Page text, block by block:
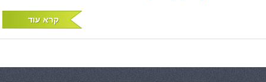
קרא עוד